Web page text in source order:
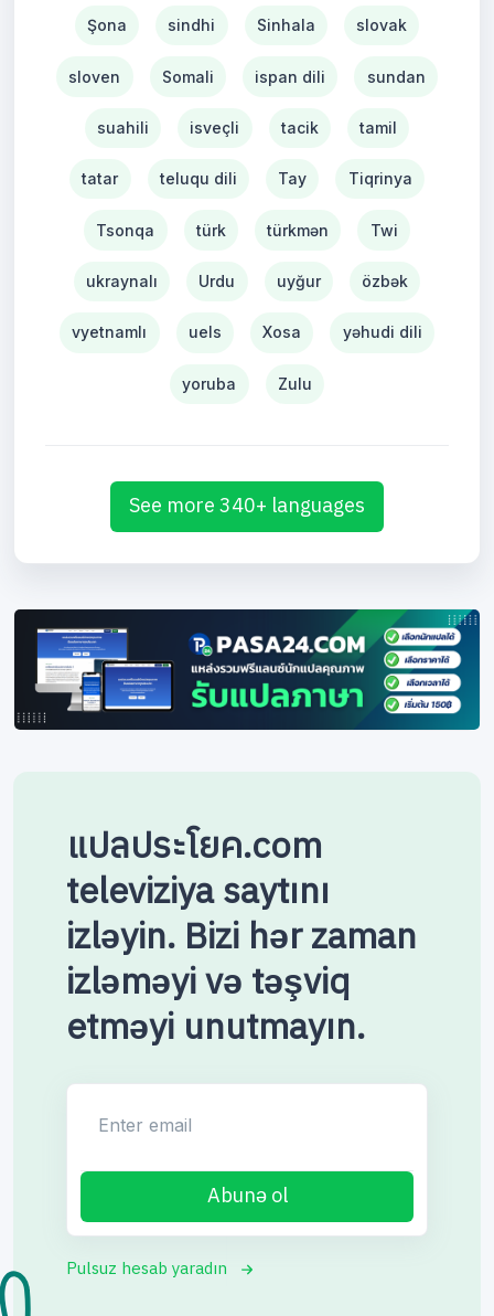
Şona sindhi Sinhala slovak
sloven Somali ispan dili sundan
suahili isveçli tacik tamil
tatar teluqu dili Tay Tiqrinya
Tsonqa türk türkmən Twi
ukraynalı Urdu uyğur özbək
vyetnamlı uels Xosa yəhudi dili
yoruba Zulu
See more 340+ languages
แปลประโยค.com
televiziya saytını
izləyin. Bizi hər zaman
izləməyi və təşviq
etməyi unutmayın.
Abunə ol
Pulsuz hesab yaradın